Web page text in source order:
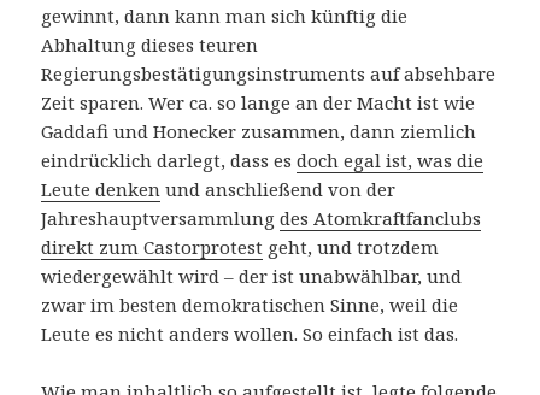
gewinnt, dann kann man sich künftig die
Abhaltung dieses teuren
Regierungsbestätigungsinstruments auf absehbare
Zeit sparen. Wer ca. so lange an der Macht ist wie
Gaddafi und Honecker zusammen, dann ziemlich
eindrücklich darlegt, dass esdoch egal ist, was die
Leute denken und anschließend von der
Jahreshauptversammlungdes Atomkraftfanclubs
direkt zum Castorprotest geht, und trotzdem
wiedergewählt wird – der ist unabwählbar, und
zwar im besten demokratischen Sinne, weil die
Leute es nicht anders wollen. So einfach ist das.